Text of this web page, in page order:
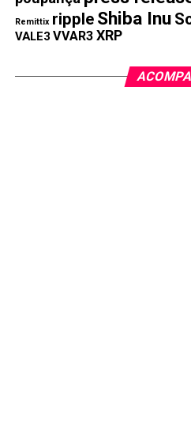
Remittix ripple Shiba Inu
VALE3 VVAR3 XRP